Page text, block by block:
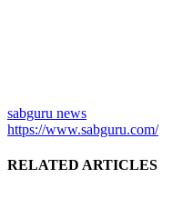
sabguru news
https://www.sabguru.com/
RELATED ARTICLES